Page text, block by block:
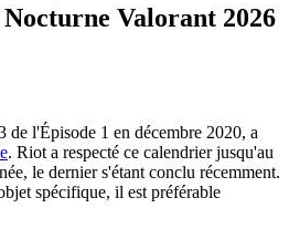
Valorant 2026
de l'Épisode 1 en décembre 2020, a
. Riot a respecté ce calendrier jusqu'au
le dernier s'étant conclu récemment.
spécifique, il est préférable